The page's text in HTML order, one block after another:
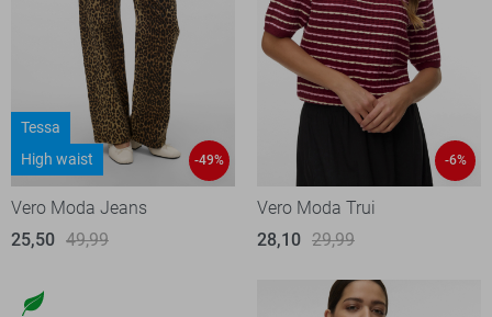
Tessa
High waist
-49%
Vero Moda Jeans
25,50 49,99
-6%
Vero Moda Trui
28,10 29,99